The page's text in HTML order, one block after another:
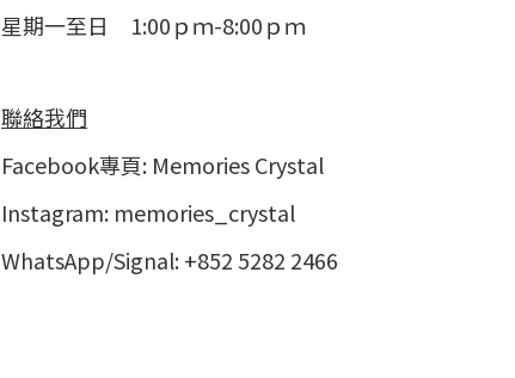
星期一至日 1:00ｐｍ-8:00ｐｍ
聯絡我們
Facebook專頁: Memories Crystal
Instagram: memories_crystal
WhatsApp/Signal: +852 5282 2466